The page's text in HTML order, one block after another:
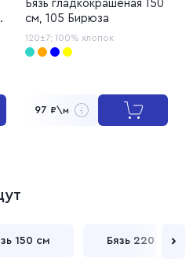
Бязь гладкокрашеная 150
см, 105 Бирюза
120±7; 100% хлопок
97 ₽\м
150 см Бязь 220 см